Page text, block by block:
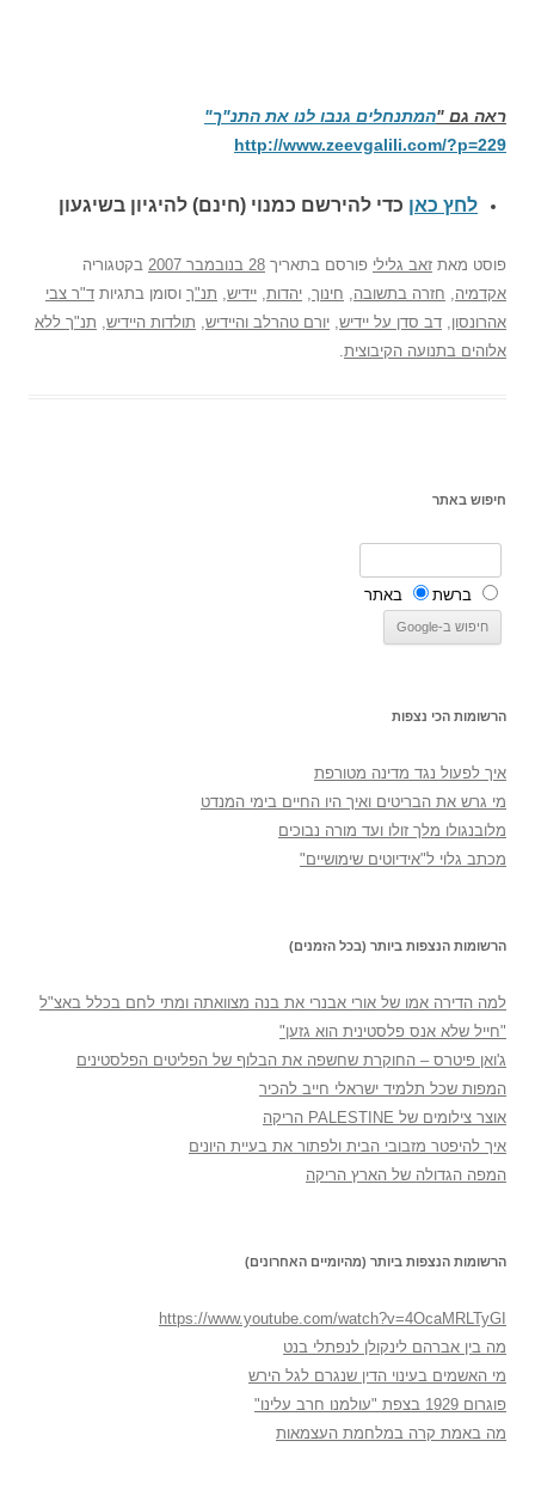
ראה גם "המתנחלים גנבו לנו את התנ"ך"
http://www.zeevgalili.com/?p=229
לחץ כאן כדי להירשם כמנוי (חינם) להיגיון בשיגעון
פוסט מאת זאב גלילי פורסם בתאריך 28 בנובמבר 2007
בקטגוריה
אקדמיה
חזרה בתשובה חינוך יהדות יידיש תנ"ך וסומן בתגיות ד"ר צבי
אהרונסון דב סדן על יידיש יורם טהרלב והיידיש תולדות היידיש תנ"ך ללא
אלוהים בתנועה הקיבוצית
חיפוש באתר
ברשת באתר
הרשומות הכי נצפות
איך לפעול נגד מדינה מטורפת
מי גרש את הבריטים ואיך היו החיים בימי המנדט
מלובנגולו מלך זולו ועד מורה נבוכים
מכתב גלוי ל"אידיוטים שימושיים"
הרשומות הנצפות ביותר (בכל הזמנים)
למה הדירה אמו של אורי אבנרי את בנה מצוואתה ומתי לחם בכלל באצ"ל
"חייל שלא אנס פלסטינית הוא גזען"
ג'ואן פיטרס – החוקרת שחשפה את הבלוף של הפליטים הפלסטינים
המפות שכל תלמיד ישראלי חייב להכיר
אוצר צילומים של PALESTINE הריקה
איך להיפטר מזבובי הבית ולפתור את בעיית היונים
המפה הגדולה של הארץ הריקה
הרשומות הנצפות ביותר (מהיומיים האחרונים)
https://www.youtube.com/watch?v=4OcaMRLTyGI
מה בין אברהם לינקולן לנפתלי בנט
מי האשמים בעינוי הדין שנגרם לגל הירש
פוגרום 1929 בצפת "עולמנו חרב עלינו"
מה באמת קרה במלחמת העצמאות